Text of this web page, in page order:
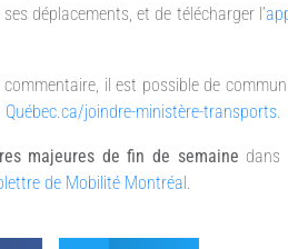
déplacements, et de télécharger l’
il est possible de
Québec.ca/joindre-ministère-transports.
majeures de fin de semaine dans
de Mobilité Montréal .